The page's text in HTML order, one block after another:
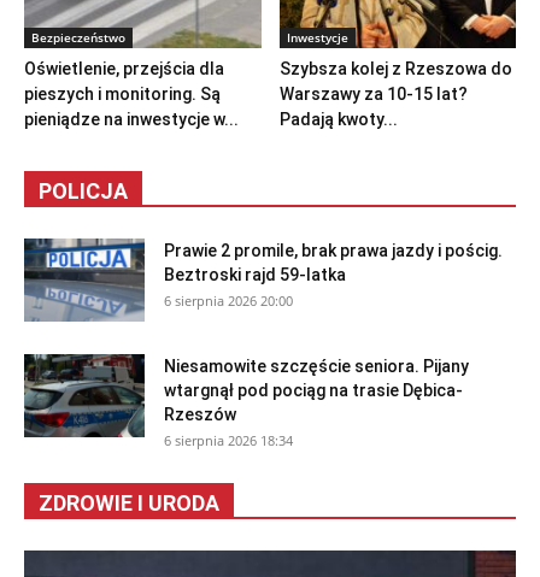
Bezpieczeństwo
Oświetlenie, przejścia dla
pieszych i monitoring. Są
pieniądze na inwestycje w...
Inwestycje
Szybsza kolej z Rzeszowa do
Warszawy za 10-15 lat?
Padają kwoty...
POLICJA
Prawie 2 promile, brak prawa jazdy i pościg.
Beztroski rajd 59-latka
6 sierpnia 2026 20:00
Niesamowite szczęście seniora. Pijany
wtargnął pod pociąg na trasie Dębica-
Rzeszów
6 sierpnia 2026 18:34
ZDROWIE I URODA